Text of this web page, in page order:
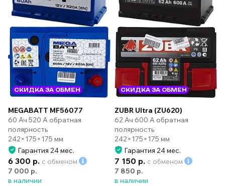
СКИДКА ЗА ОБМЕН
MEGABATT MF56077
60 Ач 520 А обратная
полярность
242×175×175 мм
Гарантия 24 мес.
6 300 р. с обменом
7 000 р.
в наличии
СКИДКА ЗА ОБМЕН
ZUBR Ultra (ZU620)
62 Ач 600 А обратная
полярность
242×175×175 мм
Гарантия 24 мес.
7 150 р. с обменом
7 850 р.
в наличии